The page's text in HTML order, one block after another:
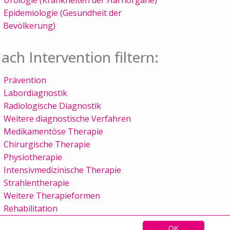
OK
Epidemiologie (Gesundheit der
Bevölkerung)
Intervention filtern:
Prävention
Labordiagnostik
Radiologische Diagnostik
Weitere diagnostische Verfahren
Medikamentöse Therapie
Chirurgische Therapie
Physiotherapie
Intensivmedizinische Therapie
Strahlentherapie
Weitere Therapieformen
Rehabilitation